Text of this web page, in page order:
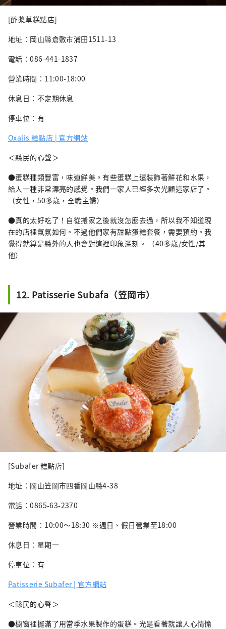
[酢漿草糕點店]
地址：岡山縣倉敷市浦田1511-13
電話：086-441-1837
營業時間：11:00-18:00
休息日：不定期休息
停車位：有
Oxalis 糕點店 | 官方網站
＜縣民的心聲＞
●蛋糕種類豐富，味道鮮美。有些蛋糕上還裝飾著鮮花和水果，
給人一種非常漂亮的感覺。我們一家人已經多次光顧這家店了。
（女性，50多歲，全職主婦）
●真的太好吃了！自從搬家之後就沒怎麼去過，所以我不知道現
在的店裡氣氛如何。不過他們家有甜點蛋糕套餐，需要預約。我
覺得就算是縣外的人也會對這裡印象深刻。 （40多歲/女性/其
他）
12. Patisserie Subafa（笠岡市）
[Subafer 糕點店]
地址：岡山笠岡市四番岡山縣4-38
電話：0865-63-2370
營業時間：10:00～18:30 ※週日、假日營業至18:00
休息日：星期一
停車位：有
Patisserie Subafer | 官方網站
＜縣民的心聲＞
●櫥窗裡擺滿了用當季水果製作的蛋糕。光是看著就讓人心情愉